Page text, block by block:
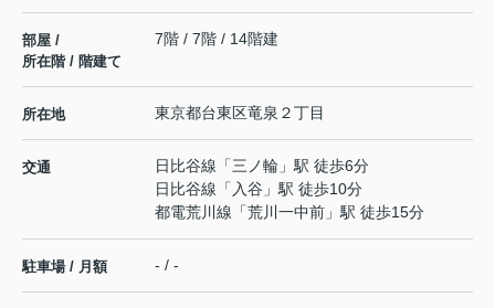
部屋 /
所在階 / 階建て
7階 / 7階 / 14階建
所在地 東京都台東区竜泉 ２丁目
交通 日比谷線 「三ノ輪 」駅 徒歩6分
日比谷線 「 入谷 」駅 徒歩10分
都電荒川線 「荒川一中前 」駅 徒歩15分
駐車場 / 月額 - / -